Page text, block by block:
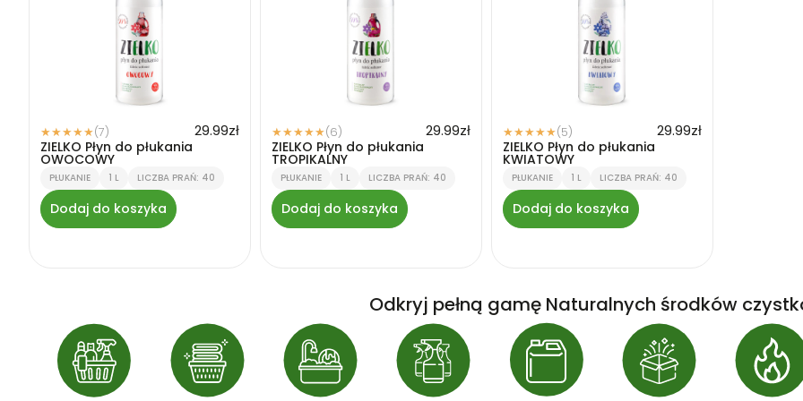
★★★★★(7) 29.99zł
ZIELKO Płyn do płukania
OWOCOWY
PŁUKANIE 1 L LICZBA PRAŃ: 40
Dodaj do koszyka
★★★★★(6) 29.99zł
ZIELKO Płyn do płukania
TROPIKALNY
PŁUKANIE 1 L LICZBA PRAŃ: 40
Dodaj do koszyka
★★★★★(5) 29.99zł
ZIELKO Płyn do płukania
KWIATOWY
PŁUKANIE 1 L LICZBA PRAŃ: 40
Dodaj do koszyka
Odkryj pełną gamę Naturalnych środków